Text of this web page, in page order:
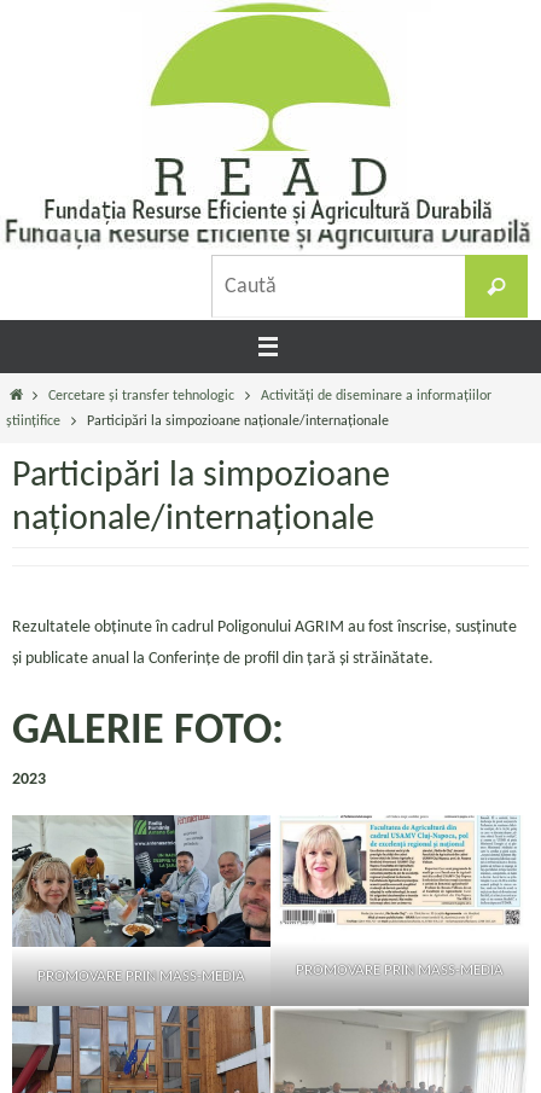
Caută
Prima
pagină
Cercetare și transfer tehnologic
Activități de diseminare a informațiilor
științifice
Participări la simpozioane naționale/internaționale
Participări la simpozioane
naționale/internaționale
Rezultatele obținute în cadrul Poligonului AGRIM au fost înscrise, susținute
și publicate anual la Conferințe de profil din țară și străinătate.
GALERIE FOTO:
2023
PROMOVARE PRIN MASS-MEDIA PROMOVARE PRIN MASS-MEDIA